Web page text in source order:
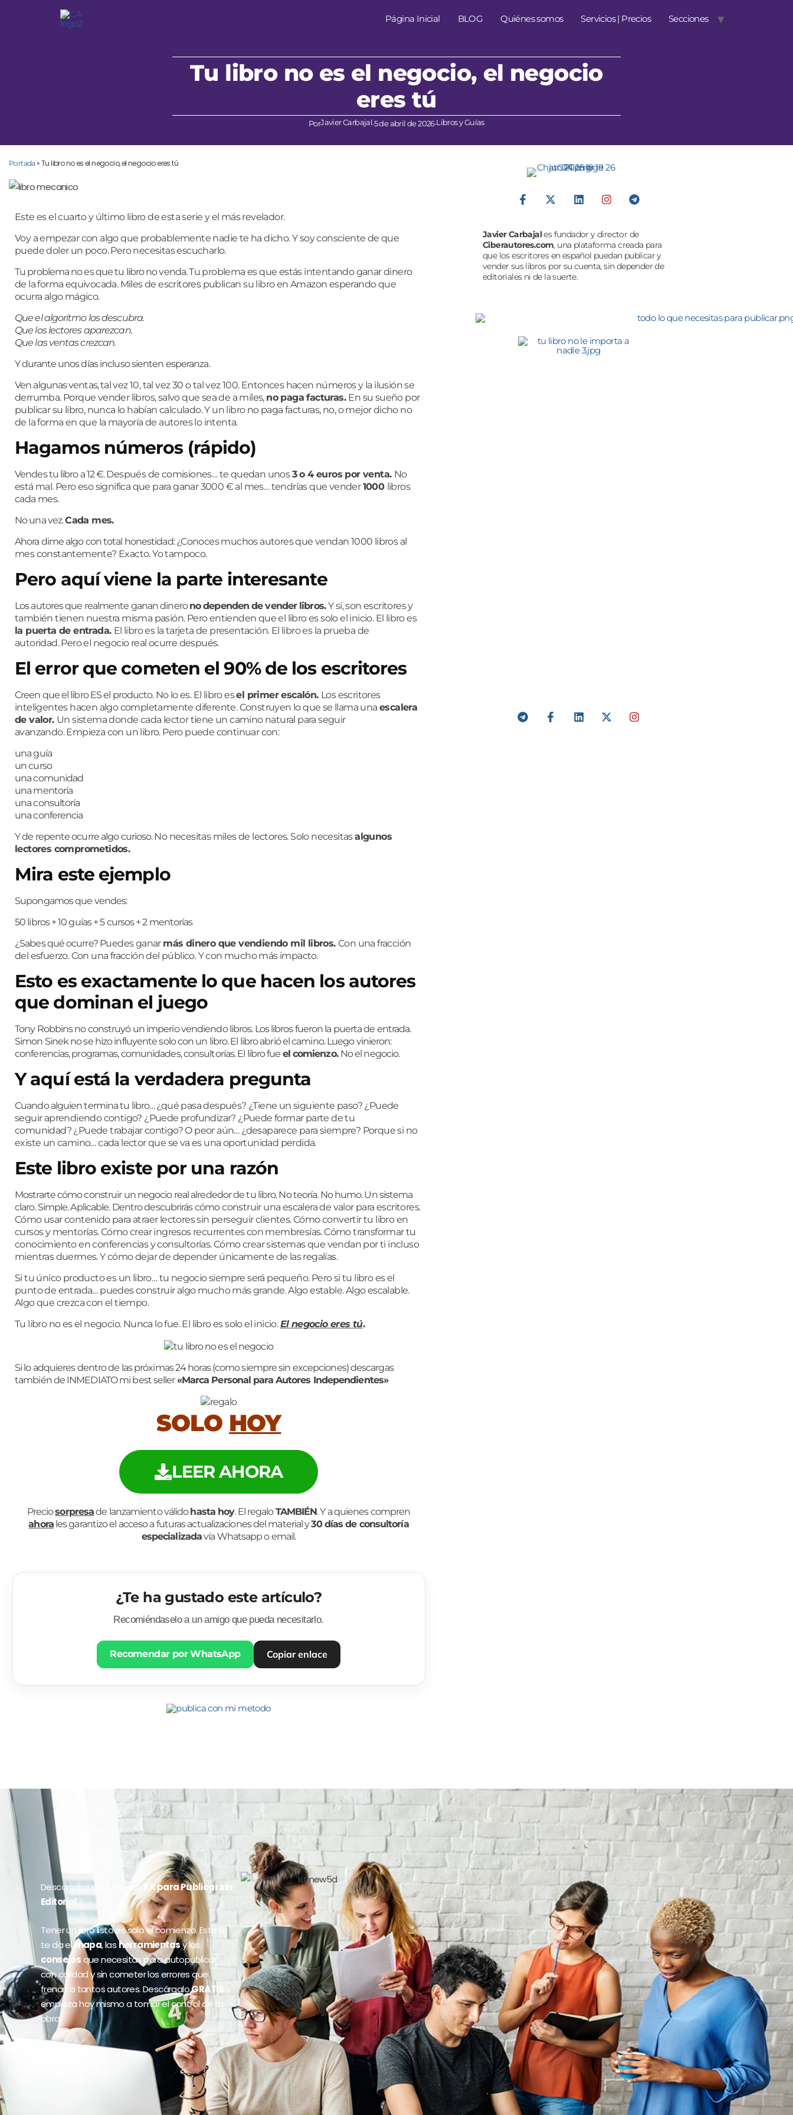
Página Inicial BLOG Quiénes somos Servicios | Precios Secciones
Tu libro no es el negocio, el negocio
eres tú
PorJavier Carbajal·5 de abril de 2026·Libros y Guías
Portada »Tu libro no es el negocio, el negocio eres tú
Este es el cuarto y último libro de esta serie y el más revelador.
Voy a empezar con algo que probablemente nadie te ha dicho.Y soy consciente de que
puede doler un poco.Pero necesitas escucharlo.
Tu problema no es que tu libro no venda.Tu problema es que estás intentando ganar dinero
de la forma equivocada. Miles de escritores publican su libro en Amazon esperando que
ocurra algo mágico.
Que el algoritmo los descubra.
Que los lectores aparezcan.
Que las ventas crezcan.
Y durante unos días incluso sienten esperanza.
Ven algunas ventas, tal vez 10, tal vez 30 o tal vez 100. Entonces hacen números yla ilusión se
derrumba. Porque vender libros, salvo que sea de a miles, no paga facturas. En su sueño por
publicar su libro, nunca lo habían calculado. Y un libro no paga facturas, no, o mejor dichono
de la forma en que la mayoría de autores lo intenta.
Hagamos números (rápido)
Vendes tu libro a 12 €.Después de comisiones…te quedan unos3 o 4 euros por venta. No
está mal. Pero eso significa que para ganar 3000 € al mes…tendrías que vender1000 libros
cada mes.
No una vez.Cada mes.
Ahora dime algo con total honestidad:¿Conoces muchos autores que vendan 1000 libros al
mes constantemente? Exacto.Yo tampoco.
Pero aquí viene la parte interesante
Los autores que realmente ganan dinerono dependen de vender libros.Y sí, son escritores y
también tienen nuestra misma pasión. Pero entienden que el libro es solo el inicio. El libro es
la puerta de entrada. El libro es la tarjeta de presentación. El libro es la prueba de
autoridad.Pero el negocio real ocurre después.
El error que cometen el 90% de los escritores
Creen que el libro ES el producto. No lo es. El libro esel primer escalón. Los escritores
inteligentes hacen algo completamente diferente.Construyen lo que se llama unaescalera
de valor. Un sistema donde cada lector tiene un camino natural para seguir
avanzando.Empieza con un libro. Pero puede continuar con:
una guía
un curso
una comunidad
una mentoría
una consultoría
una conferencia
Y de repente ocurre algo curioso.No necesitas miles de lectores. Solo necesitasalgunos
lectores comprometidos.
Mira este ejemplo
Supongamos que vendes:
50 libros + 10 guías + 5 cursos + 2 mentorías
¿Sabes qué ocurre? Puedes ganar más dinero que vendiendo mil libros. Con una fracción
del esfuerzo.Con una fracción del público.Y con mucho más impacto.
Esto es exactamente lo que hacen los autores
que dominan el juego
Tony Robbins no construyó un imperio vendiendo libros. Los libros fueron la puerta de entrada.
Simon Sinek no se hizo influyente solo con un libro. El libro abrió el camino. Luego vinieron:
conferencias, programas, comunidades, consultorías. El libro fue el comienzo. No el negocio.
Y aquí está la verdadera pregunta
Cuando alguien termina tu libro…¿qué pasa después? ¿Tiene un siguiente paso? ¿Puede
seguir aprendiendo contigo? ¿Puede profundizar? ¿Puede formar parte de tu
comunidad? ¿Puede trabajar contigo?O peor aún… ¿desaparece para siempre? Porque si no
existe un camino…cada lector que se va es una oportunidad perdida.
Este libro existe por una razón
Mostrarte cómo construir un negocio real alrededor de tu libro. No teoría. No humo. Un sistema
claro. Simple. Aplicable. Dentro descubrirás cómo construir una escalera de valor para escritores.
Cómo usar contenido para atraer lectoressin perseguir clientes.Cómo convertir tu libro en
cursos y mentorías.Cómo crearingresos recurrentes con membresías.Cómo transformar tu
conocimiento enconferencias y consultorías.Cómo crear sistemas que vendan por ti incluso
mientras duermes.Y cómo dejar de depender únicamente de las regalías.
Si tu único producto es un libro… tu negocio siempre será pequeño. Pero si tu libro es el
punto de entrada… puedes construir algo mucho más grande. Algo estable. Algo escalable.
Algo que crezca con el tiempo.
Tu libro no es el negocio. Nunca lo fue. El libro es solo el inicio.El negocio eres tú.
Si lo adquieres dentro de las próximas 24 horas (como siempre sin excepciones) descargas
también de INMEDIATO mi best seller«Marca Personal para Autores Independientes»
SOLO HOY
LEER AHORA
Preciosorpresade lanzamiento válidohasta hoy. El regaloTAMBIÉN. Y a quienes compren
ahorales garantizo el acceso a futuras actualizaciones del material y30 días de consultoría
especializadavía Whatsapp o email.
¿Te ha gustado este artículo?
Recomiéndaselo a un amigo que pueda necesitarlo.
Recomendar por WhatsApp Copiar enlace
Javier Carbajales fundador y director de
Ciberautores.com, una plataforma creada para
que los escritores en español puedan publicar y
vender sus libros por su cuenta, sin depender de
editoriales ni de la suerte.
Descarga nuestro nuevoKit para Publicar sin
Editorial.
Tener un libro listo es solo el comienzo. Este kit
te da elmapa, lasherramientasy los
consejosque necesitas para autopublicar
con calidad y sin cometer los errores que
frenan a tantos autores. DescárgaloGRATIS y
empieza hoy mismo a tomar el control de tu
obra.